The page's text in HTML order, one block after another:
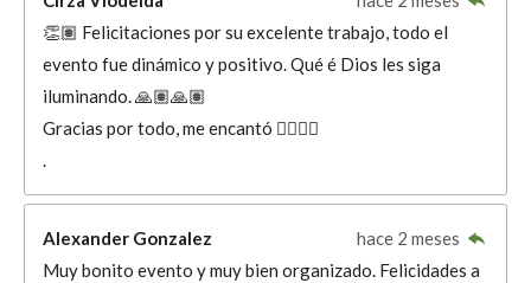
👏🏽 Felicitaciones por su excelente trabajo, todo el
evento fue dinámico y positivo. Qué é Dios les siga
iluminando. 🙏🏽🙏🏽
Gracias por todo, me encantó 👍🏽👏🏽
.
Alexander Gonzalez
hace 2 meses
Muy bonito evento y muy bien organizado. Felicidades a